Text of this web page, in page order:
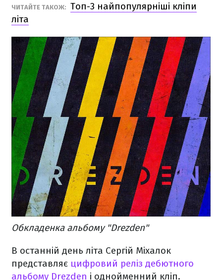
ЧИТАЙТЕ ТАКОЖ: Топ-3 найпопулярніші кліпи
літа
Обкладенка альбому "Drezden"
В останній день літа Сергій Міхалок
представляє цифровий реліз дебютного
альбому Drezden і однойменний кліп.